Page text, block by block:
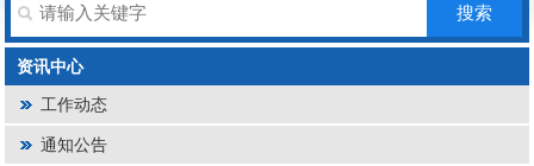
资讯中心
工作动态
通知公告